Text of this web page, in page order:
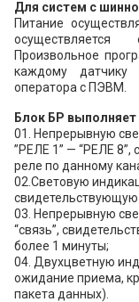
Для систем с
Питание
Произвольное
каждому
оператора с ПЭВМ.
Блок БР
01. Непрерывную
”РЕЛЕ 1” — “РЕЛЕ
реле по данному
02.Световую
03. Непрерывную
“связь”,
более 1 минуты;
04. Двухцветную
ожидание приема,
пакета данных).